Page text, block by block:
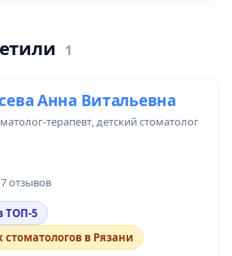
1
Анна Витальевна
терапевт, детский стоматолог
7 отзывов
ТОП-5
стоматологов в Рязани